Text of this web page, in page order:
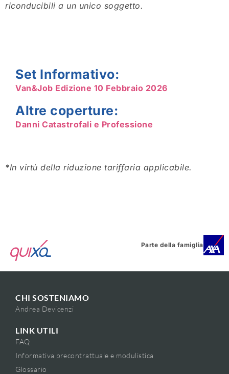
riconducibili a un unico soggetto.
Set Informativo:
Van&Job Edizione 10 Febbraio 2026
Altre coperture:
Danni Catastrofali e Professione
*In virtù della riduzione tariffaria applicabile.
Parte della famiglia
CHI SOSTENIAMO
Andrea Devicenzi
LINK UTILI
FAQ
Informativa precontrattuale e modulistica
Glossario